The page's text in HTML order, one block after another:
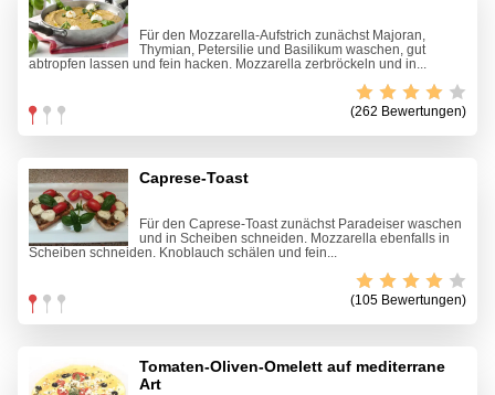
Für den Mozzarella-Aufstrich zunächst Majoran,
Thymian, Petersilie und Basilikum waschen, gut
abtropfen lassen und fein hacken. Mozzarella zerbröckeln und in...
(262 Bewertungen)
Caprese-Toast
Für den Caprese-Toast zunächst Paradeiser waschen
und in Scheiben schneiden. Mozzarella ebenfalls in
Scheiben schneiden. Knoblauch schälen und fein...
(105 Bewertungen)
Tomaten-Oliven-Omelett auf mediterrane
Art